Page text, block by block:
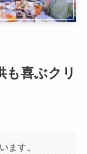
も喜ぶクリ
ます。